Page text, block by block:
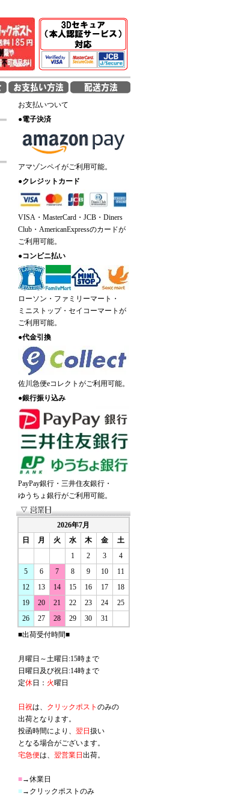
お支払いついて
●電子決済
アマゾンペイがご利用可能。
●クレジットカード
VISA・MasterCard・JCB・Diners
Club・AmericanExpressのカードが
ご利用可能。
●コンビニ払い
ローソン・ファミリーマート・
ミニストップ・セイコーマートが
ご利用可能。
●代金引換
佐川急便eコレクトがご利用可能。
●銀行振り込み
PayPay銀行・三井住友銀行・
ゆうちょ銀行がご利用可能。
2026年7月
日
月 火 水 木 金
土
1
2 3
4
5
6 7 8 9 10
11
12
13 14 15 16 17
18
19
20 21 22 23 24
25
26
27 28 29 30
31
■出荷受付時間■
月曜日～土曜日:15時まで
日曜日及び祝日:14時まで
定休日： 火曜日
日祝は、 クリックポスト のみの
出荷となります。
投函時間により、 翌日 扱い
となる場合がございます。
宅急便は、 翌営業日 出荷。
■→休業日
■→クリックポストのみ